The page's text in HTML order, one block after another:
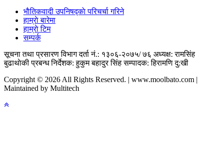
भाैतिकवादी उपनिषद्काे परिचर्चा गरिने
हाम्राे बारेमा
हाम्राे टिम
सम्पर्क
सूचना तथा प्रसारण विभाग दर्ता नं.: १३०६-२०७५/ ७६ अध्यक्ष: रामसिंह
बुढाथाेकी प्रबन्ध निर्देशक: हुकुम बहादुर सिंह सम्पादक: हिरामणि दु:खी
Copyright © 2026 All Rights Reserved. | www.moolbato.com |
Maintained by Multitech